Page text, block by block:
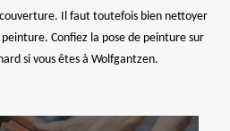
Il faut toutefois bien nettoyer
Confiez la pose de peinture sur
si vous êtes à Wolfgantzen.